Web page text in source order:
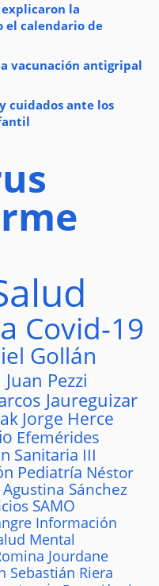
explicaron la
el calendario de
vacunación antigripal
cuidados ante los
Covid-19
Gollán
Juan Pezzi
Jaureguizar
Jorge Herce
Efemérides
Sanitaria III
Pediatría Néstor
Agustina Sánchez
SAMO
Información
Mental
Jourdane
Sebastián Riera